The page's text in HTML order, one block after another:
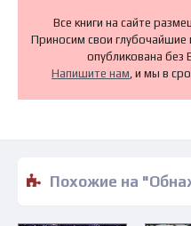
Все книги на сайте
Приносим свои глубочайшие
опубликована без
Напишите нам, и мы в
Похожие на "Обнаженный Бог. Финал - Питер Гамильтон"